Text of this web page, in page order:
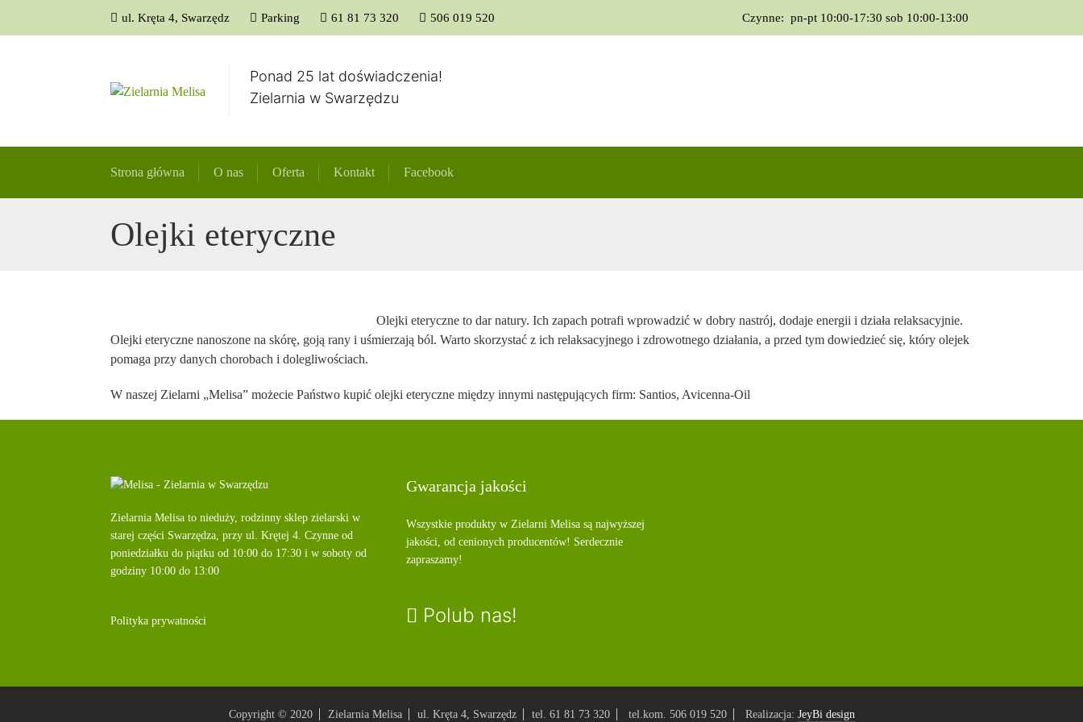
ul. Kręta 4, Swarzędz Parking 61 81 73 320 506 019 520 Czynne: pn-pt 10:00-17:30 sob 10:00-13:00
Ponad 25 lat doświadczenia!
Zielarnia w Swarzędzu
Strona główna O nas Oferta Kontakt Facebook
O nas Oferta Kontakt Facebook
Olejki eteryczne
Olejki eteryczne to dar natury. Ich zapach potrafi wprowadzić w dobry nastrój, dodaje energii i działa relaksacyjnie.
Olejki eteryczne nanoszone na skórę, goją rany i uśmierzają ból. Warto skorzystać z ich relaksacyjnego i zdrowotnego działania, a przed tym dowiedzieć się, który olejek
pomaga przy danych chorobach i dolegliwościach.
W naszej Zielarni „Melisa” możecie Państwo kupić olejki eteryczne między innymi następujących firm: Santios, Avicenna-Oil
Zielarnia Melisa to nieduży, rodzinny sklep zielarski w
starej części Swarzędza, przy ul. Krętej 4. Czynne od
poniedziałku do piątku od 10:00 do 17:30 i w soboty od
godziny 10:00 do 13:00
Polityka prywatności
Gwarancja jakości
Wszystkie produkty w Zielarni Melisa są najwyższej
jakości, od cenionych producentów! Serdecznie
zapraszamy!
Polub nas!
Copyright © 2020 Zielarnia Melisa ul. Kręta 4, Swarzędz tel. 61 81 73 320 tel.kom. 506 019 520 Realizacja: JeyBi design